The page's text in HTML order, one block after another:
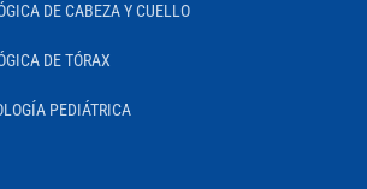
DE CABEZA Y CUELLO
DE TÓRAX
PEDIÁTRICA